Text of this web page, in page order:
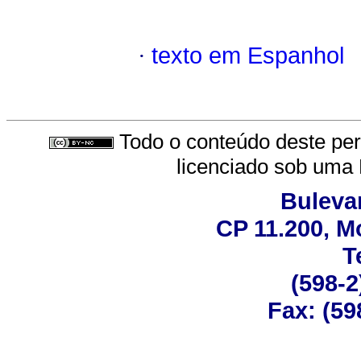
· texto em Espanhol
Todo o conteúdo deste
licenciado sob uma
CP 11.200,
(598-
Fax: